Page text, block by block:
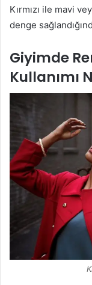
Kırmızı ile mavi
denge
Giyimde
Kullanımı